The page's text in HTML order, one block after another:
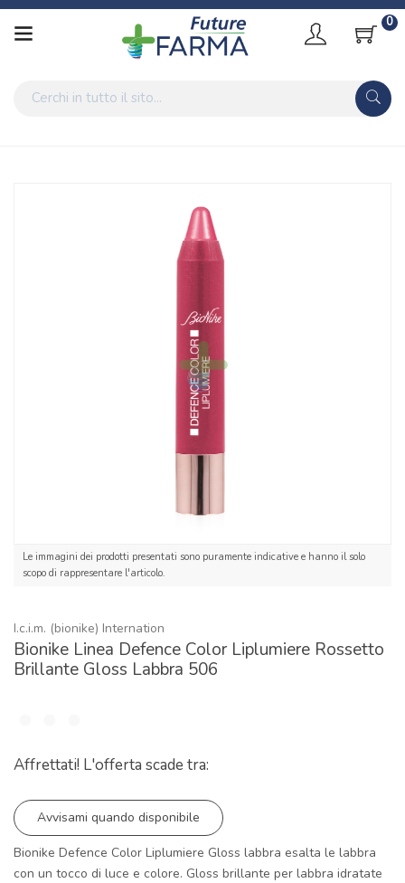
0
Bionike Linea Defence Color Liplumiere Rossetto Brillante
Gloss Labbra 506
Le immagini dei prodotti presentati sono puramente indicative e hanno il solo
scopo di rappresentare l'articolo.
I.c.i.m. (bionike) Internation
Bionike Linea Defence Color Liplumiere Rossetto
Brillante Gloss Labbra 506
Affrettati! L'offerta scade tra:
Avvisami quando disponibile
Bionike Defence Color Liplumiere Gloss labbra esalta le labbra
con un tocco di luce e colore. Gloss brillante per labbra idratate